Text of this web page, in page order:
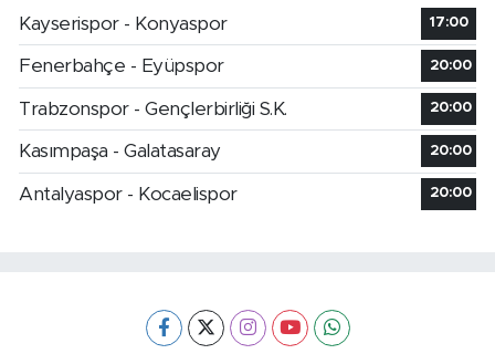
Kayserispor - Konyaspor
17:00
Fenerbahçe - Eyüpspor 20:00
Trabzonspor - Gençlerbirliği S.K. 20:00
Kasımpaşa - Galatasaray 20:00
Antalyaspor - Kocaelispor 20:00